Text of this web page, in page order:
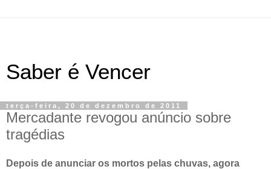
Saber é Vencer
terça-feira, 20 de dezembro de 2011
Mercadante revogou anúncio sobre
tragédias
Depois de anunciar os mortos pelas chuvas, agora